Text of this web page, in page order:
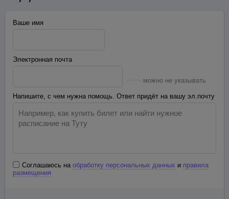
Ваше имя
Электронная почта
можно не указывать
Напишите, с чем нужна помощь. Ответ придёт на вашу эл.почту
Соглашаюсь на обработку персональных данных и правила
размещения